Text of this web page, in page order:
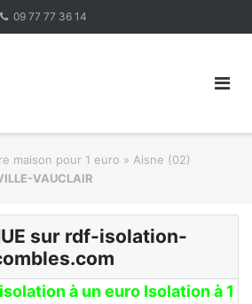
09 77 77 36 14
maison pour 1 euro » Aisne (02)
VAUCLAIR
sur rdf-isolation-
à un euro Isolation à 1